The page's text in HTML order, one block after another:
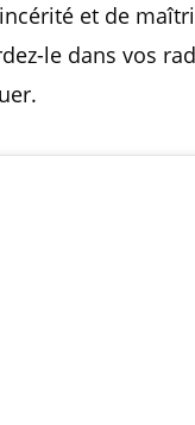
et de
le dans vos